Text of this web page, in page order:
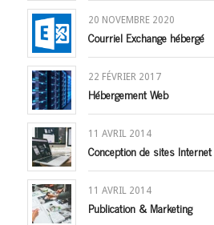
20 NOVEMBRE 2020
Courriel Exchange hébergé
22 FÉVRIER 2017
Hébergement Web
11 AVRIL 2014
Conception de sites Internet
11 AVRIL 2014
Publication & Marketing